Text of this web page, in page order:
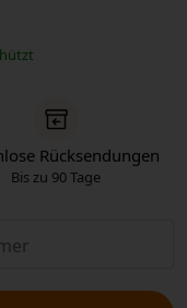
Rücksendungen
Bis zu 90 Tage